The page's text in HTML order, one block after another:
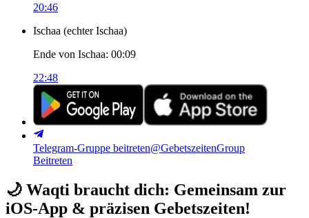
20:46
Ischaa (echter Ischaa)
Ende von Ischaa: 00:09
22:48
Telegram-Gruppe beitreten@GebetszeitenGroup
Beitreten
🌙 Waqti braucht dich: Gemeinsam zur
iOS-App & präzisen Gebetszeiten!